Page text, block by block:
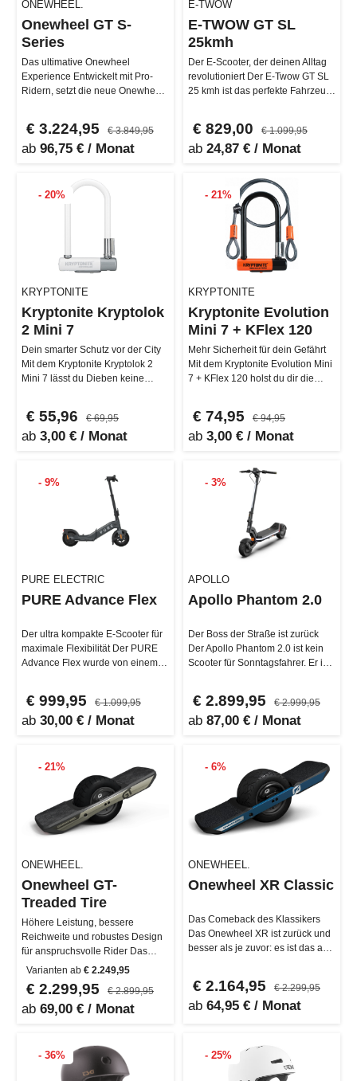
ONEWHEEL.
Onewheel GT S-
Series
Das ultimative Onewheel
Experience Entwickelt mit Pro-
Ridern, setzt die neue Onewheel
€ 3.224,95 € 3.849,95
ab 96,75 € / Monat
E-TWOW
E-TWOW GT SL
25kmh
Der E-Scooter, der deinen Alltag
revolutioniert Der E-Twow GT SL
25 kmh ist das perfekte Fahrzeug
€ 829,00 € 1.099,95
ab 24,87 € / Monat
- 20%
KRYPTONITE
Kryptonite Kryptolok
2 Mini 7
Dein smarter Schutz vor der City
Mit dem Kryptonite Kryptolok 2
Mini 7 lässt du Dieben keine
€ 55,96 € 69,95
ab 3,00 € / Monat
- 21%
KRYPTONITE
Kryptonite Evolution
Mini 7 + KFlex 120
Mehr Sicherheit für dein Gefährt
Mit dem Kryptonite Evolution Mini
7 + KFlex 120 holst du dir die
€ 74,95 € 94,95
ab 3,00 € / Monat
- 9%
PURE ELECTRIC
PURE Advance Flex
Der ultra kompakte E-Scooter für
maximale Flexibilität Der PURE
Advance Flex wurde von einem
€ 999,95 € 1.099,95
ab 30,00 € / Monat
- 3%
APOLLO
Apollo Phantom 2.0
Der Boss der Straße ist zurück
Der Apollo Phantom 2.0 ist kein
Scooter für Sonntagsfahrer. Er ist
€ 2.899,95 € 2.999,95
ab 87,00 € / Monat
- 21%
ONEWHEEL.
Onewheel GT-
Treaded Tire
Höhere Leistung, bessere
Reichweite und robustes Design
für anspruchsvolle Rider Das
komplett neu gestaltete Onewheel
Varianten ab € 2.249,95
€ 2.299,95 € 2.899,95
ab 69,00 € / Monat
- 6%
ONEWHEEL.
Onewheel XR Classic
Das Comeback des Klassikers
Das Onewheel XR ist zurück und
besser als je zuvor: es ist das am
€ 2.164,95 € 2.299,95
ab 64,95 € / Monat
- 36% - 25%